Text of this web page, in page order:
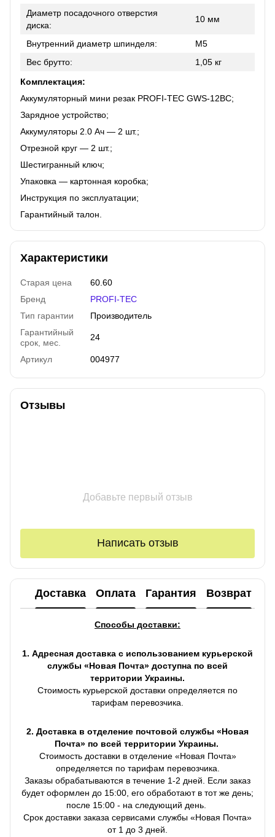
Диаметр посадочного отверстия
диска:
10 мм
Внутренний диаметр шпинделя:
М5
Вес брутто:
1,05 кг
Комплектация:
Аккумуляторный мини резак PROFI-TEC GWS-12BC;
Зарядное устройство;
Аккумуляторы 2.0 Aч — 2 шт.;
Отрезной круг — 2 шт.;
Шестигранный ключ;
Упаковка — картонная коробка;
Инструкция по эксплуатации;
Гарантийный талон.
Характеристики
Старая цена
60.60
Бренд
PROFI-TEC
Тип гарантии
Производитель
Гарантийный
срок, мес.
24
Артикул 004977
Отзывы
Добавьте первый отзыв
Написать отзыв
Доставка Оплата Гарантия Возврат
Способы доставки:
1. Адресная доставка с использованием курьерской
службы «Новая Почта» доступна по всей
территории Украины.
Стоимость курьерской доставки определяется по
тарифам перевозчика.
2. Доставка в отделение почтовой службы «Новая
Почта» по всей территории Украины.
Стоимость доставки в отделение «Новая Почта»
определяется по тарифам перевозчика.
Заказы обрабатываются в течение 1-2 дней. Если заказ
будет оформлен до 15:00, его обработают в тот же день;
после 15:00 - на следующий день.
Срок доставки заказа сервисами службы «Новая Почта»
от 1 до 3 дней.